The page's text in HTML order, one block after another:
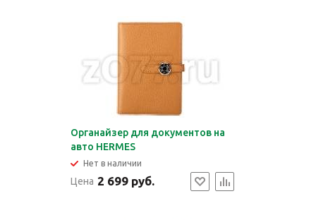
Органайзер для документов на
авто HERMES
Нет в наличии
Цена 2 699 руб.